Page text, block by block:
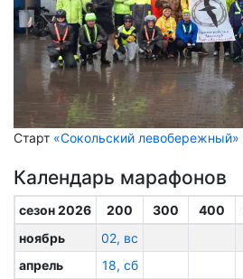
Старт «Сокольский левобережный»
Календарь марафонов
сезон 2026 200 300 400
ноябрь
02, вс
апрель
18, сб